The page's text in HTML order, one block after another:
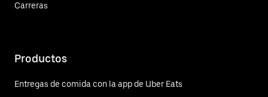
Carreras
Productos
Entregas de comida con la app de Uber Eats